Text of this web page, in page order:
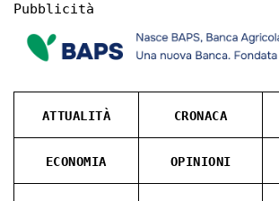
Pubblicità
ATTUALITÀ CRONACA
ECONOMIA OPINIONI